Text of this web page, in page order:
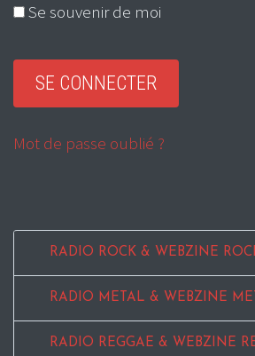
Se souvenir de moi
Mot de passe oublié ?
RADIO ROCK & WEBZINE
RADIO METAL & WEBZINE
RADIO REGGAE & WEBZINE